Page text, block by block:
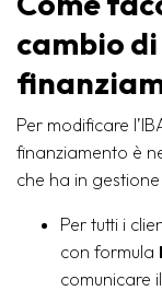
cambio di
Per modificare
finanziamento è
che ha in
Per tutti i
con formula
comunicare